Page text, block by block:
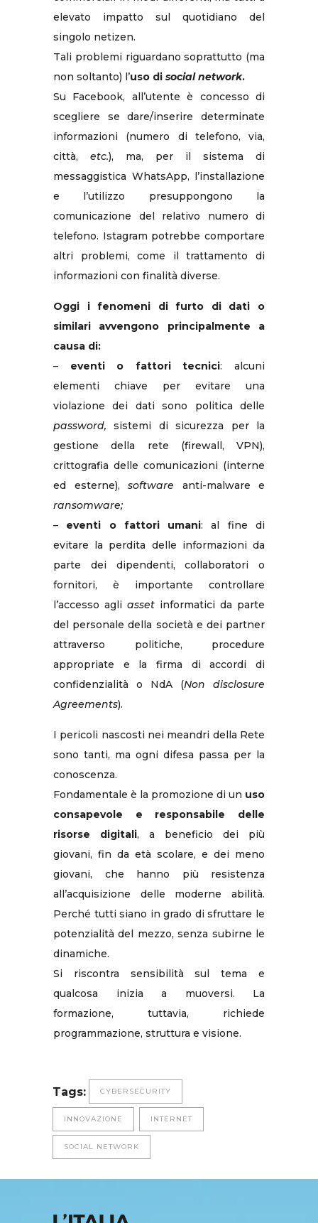
elevato impatto sul quotidiano del
singolo netizen.
Tali problemi riguardano soprattutto (ma
non soltanto) l’uso di social network.
Su Facebook, all’utente è concesso di
scegliere se dare/inserire determinate
informazioni (numero di telefono, via,
città, etc.), ma, per il sistema di
messaggistica WhatsApp, l’installazione
e l’utilizzo presuppongono la
comunicazione del relativo numero di
telefono. Istagram potrebbe comportare
altri problemi, come il trattamento di
informazioni con finalità diverse.
Oggi i fenomeni di furto di dati o
similari avvengono principalmente a
causa di:
– eventi o fattori tecnici: alcuni
elementi chiave per evitare una
violazione dei dati sono politica delle
password, sistemi di sicurezza per la
gestione della rete (firewall, VPN),
crittografia delle comunicazioni (interne
ed esterne), software anti-malware e
ransomware;
–
eventi o fattori umani: al fine di
evitare la perdita delle informazioni da
parte dei dipendenti, collaboratori o
fornitori, è importante controllare
l’accesso agli asset informatici da parte
del personale della società e dei partner
attraverso politiche, procedure
appropriate e la firma di accordi di
confidenzialità o NdA (Non disclosure
Agreements).
I pericoli nascosti nei meandri della Rete
sono tanti, ma ogni difesa passa per la
conoscenza.
Fondamentale è la promozione di un uso
consapevole e responsabile delle
risorse digitali, a beneficio dei più
giovani, fin da età scolare, e dei meno
giovani, che hanno più resistenza
all’acquisizione delle moderne abilità.
Perché tutti siano in grado di sfruttare le
potenzialità del mezzo, senza subirne le
dinamiche.
Si riscontra sensibilità sul tema e
qualcosa inizia a muoversi. La
formazione, tuttavia, richiede
programmazione, struttura e visione.
Tags: CYBERSECURITY
INNOVAZIONE INTERNET
SOCIAL NETWORK